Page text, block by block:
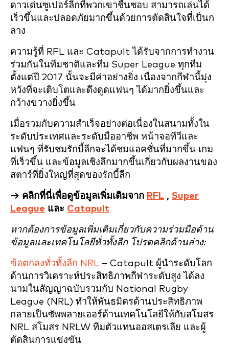
ดาวเด่นซูเปอร์ลีกที่พวกเขาชื่นชอบ สามารถเล่นได้
เร็วขึ้นและปลอดภัยมากขึ้นด้วยการตัดสินใจที่เป็นก
ลาง
ความรู้ที่ RFL และ Catapult ได้รับจากการทำงาน
ร่วมกันในทีมชาติและทีม Super League ทุกทีม
ตั้งแต่ปี 2017 นั้นจะมีค่าอย่างยิ่ง เนื่องจากกีฬานี้มุ่ง
หวังที่จะเติบโตและดึงดูดแฟนๆ ได้มากยิ่งขึ้นและ
กว้างขวางยิ่งขึ้น
เมื่อรวมกับความสำเร็จอย่างต่อเนื่องในสนามทั้งใน
ระดับประเทศและระดับมืออาชีพ หน้าจอทีวีและ
แฟนๆ ที่รับชมรักบี้ลีกจะได้ชมแอคชั่นที่มากขึ้น เกม
ที่เร็วขึ้น และข้อมูลเชิงลึกมากขึ้นเกี่ยวกับผลงานของ
สตาร์ที่ยิ่งใหญ่ที่สุดของรักบี้ลีก
→ คลิกที่นี่เพื่อดูข้อมูลเพิ่มเติมจาก RFL , Super
League และ Catapult
หากต้องการข้อมูลเพิ่มเติมเกี่ยวกับความร่วมมือด้าน
ข้อมูลและเทคโนโลยีทั่วทั้งลีก โปรดคลิกด้านล่าง:
ข้อตกลงทั่วทั้งลีก NRL – Catapult ผู้นำระดับโลก
ด้านการวิเคราะห์ประสิทธิภาพกีฬาระดับสูง ได้ลง
นามในสัญญาฉบับรวมกับ National Rugby
League (NRL) ทำให้พันธมิตรด้านประสิทธิภาพ
กลายเป็นซัพพลายเออร์ด้านเทคโนโลยีให้กับสโมสร
NRL สโมสร NRLW ทีมตัวแทนออสเตรเลีย และผู้
ตัดสินการแข่งขัน